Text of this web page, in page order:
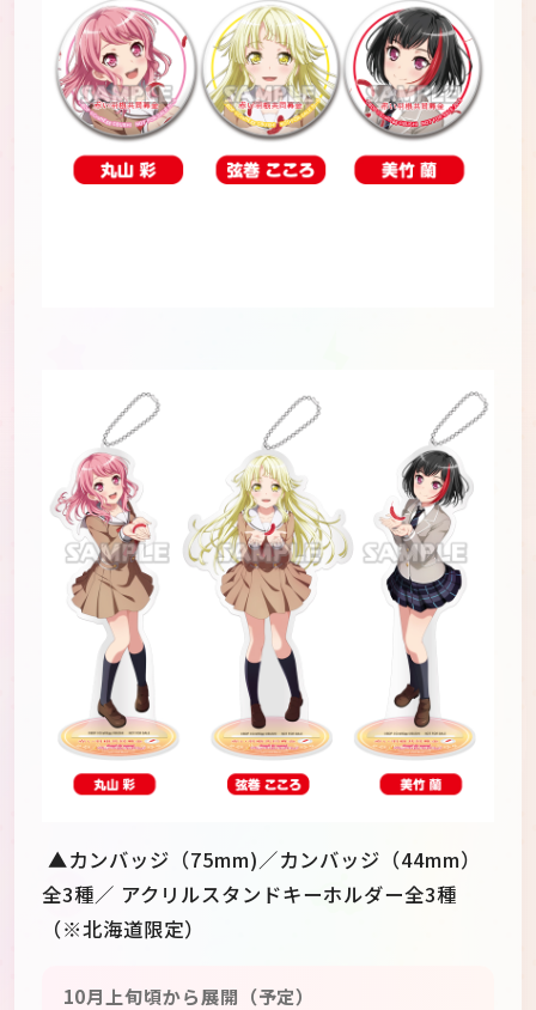
▲カンバッジ（75mm)／カンバッジ（44mm）
全3種／ アクリルスタンドキーホルダー全3種
（※北海道限定）
10月上旬頃から展開（予定）